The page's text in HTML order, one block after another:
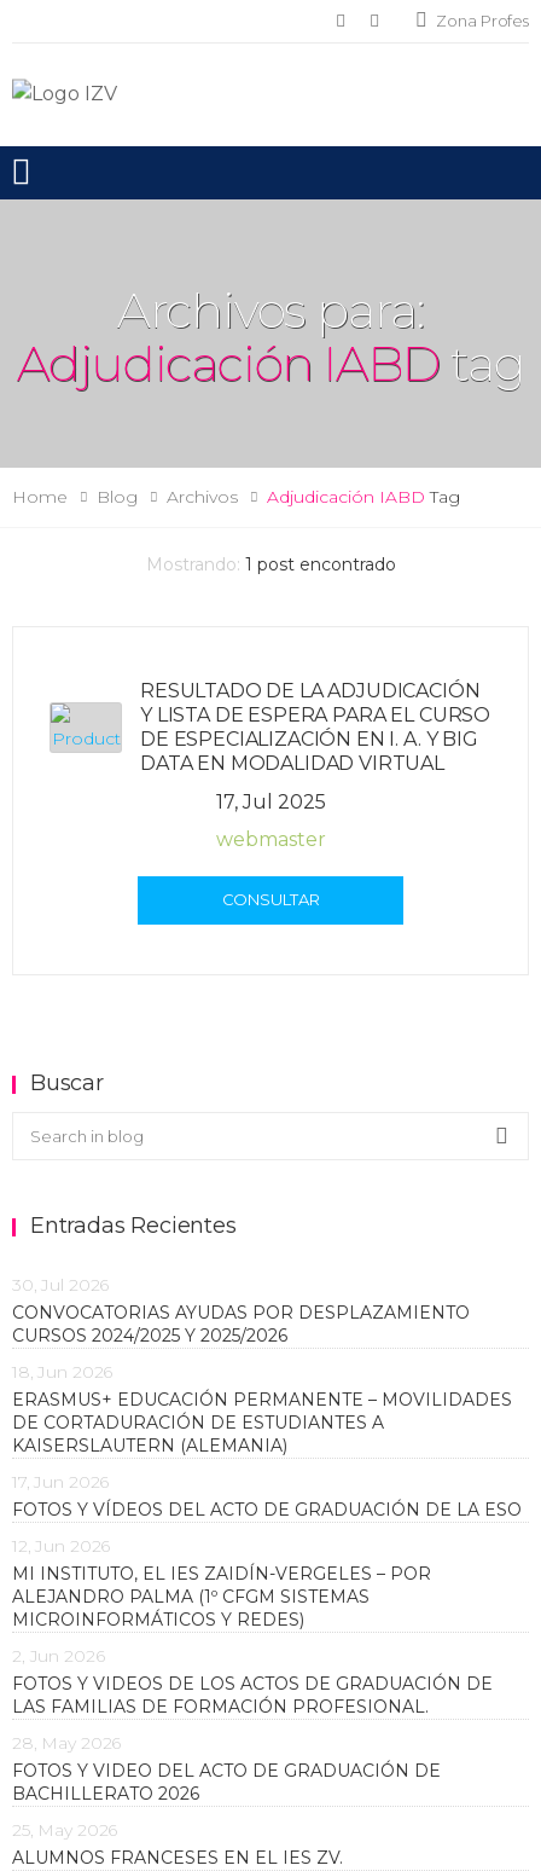
Zona Profes
Toggle mobile menu
Archivos para:
Adjudicación IABD tag
Home Blog Archivos Adjudicación IABD Tag
Mostrando: 1 post encontrado
RESULTADO DE LA ADJUDICACIÓN
Y LISTA DE ESPERA PARA EL CURSO
DE ESPECIALIZACIÓN EN I. A. Y BIG
DATA EN MODALIDAD VIRTUAL
17, Jul 2025
webmaster
CONSULTAR
Buscar
Buscar en el blog
Entradas Recientes
30, Jul 2026
CONVOCATORIAS AYUDAS POR DESPLAZAMIENTO
CURSOS 2024/2025 Y 2025/2026
18, Jun 2026
ERASMUS+ EDUCACIÓN PERMANENTE – MOVILIDADES
DE CORTADURACIÓN DE ESTUDIANTES A
KAISERSLAUTERN (ALEMANIA)
17, Jun 2026
FOTOS Y VÍDEOS DEL ACTO DE GRADUACIÓN DE LA ESO
12, Jun 2026
MI INSTITUTO, EL IES ZAIDÍN-VERGELES – POR
ALEJANDRO PALMA (1º CFGM SISTEMAS
MICROINFORMÁTICOS Y REDES)
2, Jun 2026
FOTOS Y VIDEOS DE LOS ACTOS DE GRADUACIÓN DE
LAS FAMILIAS DE FORMACIÓN PROFESIONAL.
28, May 2026
FOTOS Y VIDEO DEL ACTO DE GRADUACIÓN DE
BACHILLERATO 2026
25, May 2026
ALUMNOS FRANCESES EN EL IES ZV.